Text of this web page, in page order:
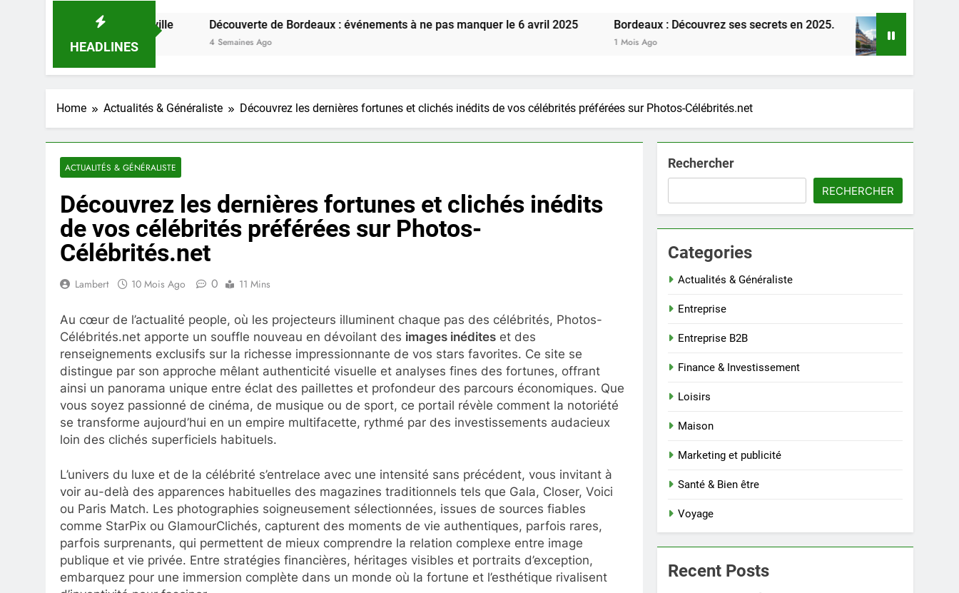
HEADLINES
savoir sur la ville Découverte de Bordeaux : événements à ne pas manquer le 6 avril 2025
4 Semaines Ago
Bordeaux : Découvrez ses secrets en 2025. Découvrez
1 Mois Ago
Home Actualités & Généraliste Découvrez les dernières fortunes et clichés inédits de vos célébrités préférées sur Photos-Célébrités.net
ACTUALITÉS & GÉNÉRALISTE
Découvrez les dernières fortunes et clichés inédits
de vos célébrités préférées sur Photos-
Célébrités.net
Lambert 10 Mois Ago 0 11 Mins
Au cœur de l’actualité people, où les projecteurs illuminent chaque pas des célébrités, Photos-
Célébrités.net apporte un souffle nouveau en dévoilant des images inédites et des
renseignements exclusifs sur la richesse impressionnante de vos stars favorites. Ce site se
distingue par son approche mêlant authenticité visuelle et analyses fines des fortunes, offrant
ainsi un panorama unique entre éclat des paillettes et profondeur des parcours économiques. Que
vous soyez passionné de cinéma, de musique ou de sport, ce portail révèle comment la notoriété
se transforme aujourd’hui en un empire multifacette, rythmé par des investissements audacieux
loin des clichés superficiels habituels.
L’univers du luxe et de la célébrité s’entrelace avec une intensité sans précédent, vous invitant à
voir au-delà des apparences habituelles des magazines traditionnels tels que Gala, Closer, Voici
ou Paris Match. Les photographies soigneusement sélectionnées, issues de sources fiables
comme StarPix ou GlamourClichés, capturent des moments de vie authentiques, parfois rares,
parfois surprenants, qui permettent de mieux comprendre la relation complexe entre image
publique et vie privée. Entre stratégies financières, héritages visibles et portraits d’exception,
embarquez pour une immersion complète dans un monde où la fortune et l’esthétique rivalisent
Rechercher
RECHERCHER
Categories
Actualités & Généraliste
Entreprise
Entreprise B2B
Finance & Investissement
Loisirs
Maison
Marketing et publicité
Santé & Bien être
Voyage
Recent Posts